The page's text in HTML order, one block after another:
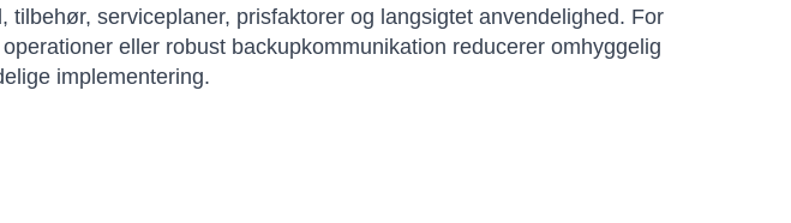
serviceplaner, prisfaktorer og langsigtet anvendelighed. For
eller robust backupkommunikation reducerer omhyggelig
implementering.